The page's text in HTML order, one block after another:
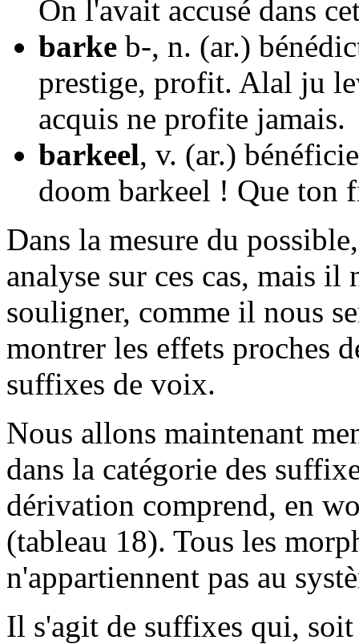
On l'avait accusé dans
barke b-, n. (ar.)
prestige, profit. Alal ju
acquis ne profite jamais.
barkeel, v. (ar.)
doom barkeel ! Que ton
Dans la mesure du
analyse sur ces cas, mais il
souligner, comme il nous
montrer les effets proches
suffixes de voix.
Nous allons maintenant
dans la catégorie des
dérivation comprend, en
(tableau 18). Tous les
n'appartiennent pas au
Il s'agit de suffixes qui, soit